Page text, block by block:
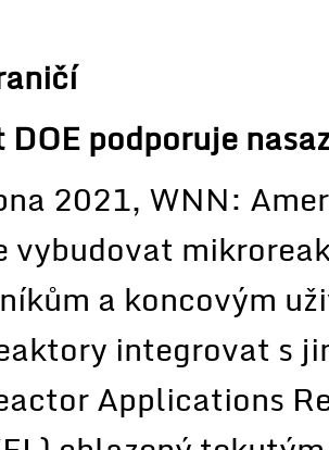
DOE podporuje
2021, WNN:
vybudovat
a koncovým
integrovat s
Applications